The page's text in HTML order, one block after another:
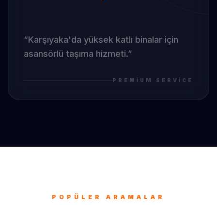
“Karşıyaka'da yüksek katlı binalar için
asansörlü taşıma hizmeti.”
PREMIUM SERVICE
POPÜLER ARAMALAR